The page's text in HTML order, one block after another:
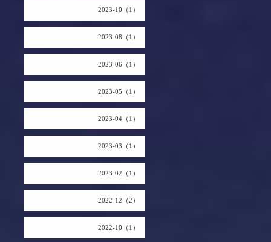
2023-10（1）
2023-08（1）
2023-06（1）
2023-05（1）
2023-04（1）
2023-03（1）
2023-02（1）
2022-12（2）
2022-10（1）